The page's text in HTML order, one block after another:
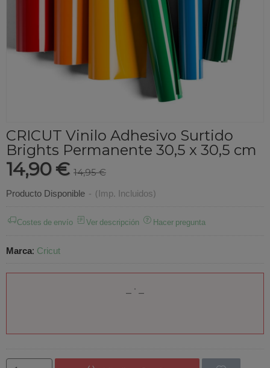
CRICUT Vinilo Adhesivo Surtido
Brights Permanente 30,5 x 30,5 cm
14,90 € 14,95 €
Producto Disponible - (Imp. Incluidos)
Costes de envío Ver descripción Hacer pregunta
Marca: Cricut